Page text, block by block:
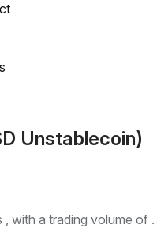
Unstablecoin)
with a trading volume of .